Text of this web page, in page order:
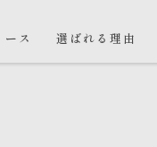
ース 選ばれる理由